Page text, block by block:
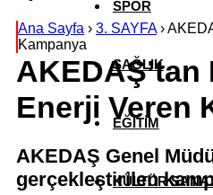
SPOR
SAĞLIK
EĞİTİM
KÜLTÜR
Ana Sayfa › 3. SAYFA›
Kampanya
AKEDAŞ’tan
Enerji Veren
AKEDAŞ Genel
gerçekleştirilen